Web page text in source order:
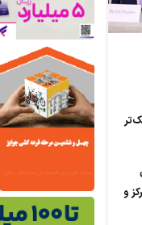
و